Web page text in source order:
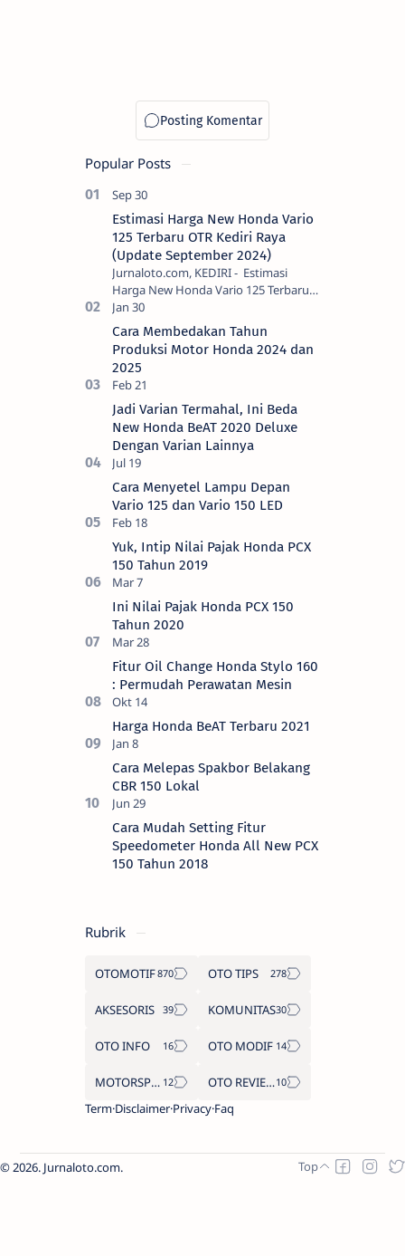
Popular Posts
Estimasi Harga New Honda Vario
125 Terbaru OTR Kediri Raya
(Update September 2024)
Jurnaloto.com, KEDIRI - Estimasi
Harga New Honda Vario 125 Terbaru
OTR Kediri Raya (Update September
2024) Brosis sekalian, PT Astra Honda
Motor (AH…
Cara Membedakan Tahun
Produksi Motor Honda 2024 dan
2025
Jadi Varian Termahal, Ini Beda
New Honda BeAT 2020 Deluxe
Dengan Varian Lainnya
Cara Menyetel Lampu Depan
Vario 125 dan Vario 150 LED
Yuk, Intip Nilai Pajak Honda PCX
150 Tahun 2019
Ini Nilai Pajak Honda PCX 150
Tahun 2020
Fitur Oil Change Honda Stylo 160
: Permudah Perawatan Mesin
Harga Honda BeAT Terbaru 2021
Cara Melepas Spakbor Belakang
CBR 150 Lokal
Cara Mudah Setting Fitur
Speedometer Honda All New PCX
150 Tahun 2018
Rubrik
OTOMOTIF OTO TIPS
AKSESORIS KOMUNITAS
OTO INFO OTO MODIF
MOTORSPORT
OTO REVIEW
Term Disclaimer Privacy Faq
2026. Jurnaloto.com.